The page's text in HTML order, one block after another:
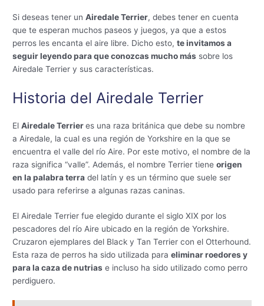
Si deseas tener unAiredale Terrier, debes tener en cuenta
que te esperan muchos paseos y juegos, ya que a estos
perros les encanta el aire libre. Dicho esto,te invitamos a
seguir leyendo para que conozcas mucho más sobre los
Airedale Terrier y sus características.
Historia del Airedale Terrier
ElAiredale Terrieres una raza británica que debe su nombre
a Airedale, la cual es una región de Yorkshire en la que se
encuentra el valle del río Aire. Por este motivo, el nombre de la
raza significa “valle”. Además, el nombre Terrier tieneorigen
en la palabra terra del latín y es un término que suele ser
usado para referirse a algunas razas caninas.
El Airedale Terrier fue elegido durante el siglo XIX por los
pescadores del río Aire ubicado en la región de Yorkshire.
Cruzaron ejemplares del Black y Tan Terrier con el Otterhound.
Esta raza de perros ha sido utilizada paraeliminar roedores y
para la caza de nutrias e incluso ha sido utilizado como perro
perdiguero.